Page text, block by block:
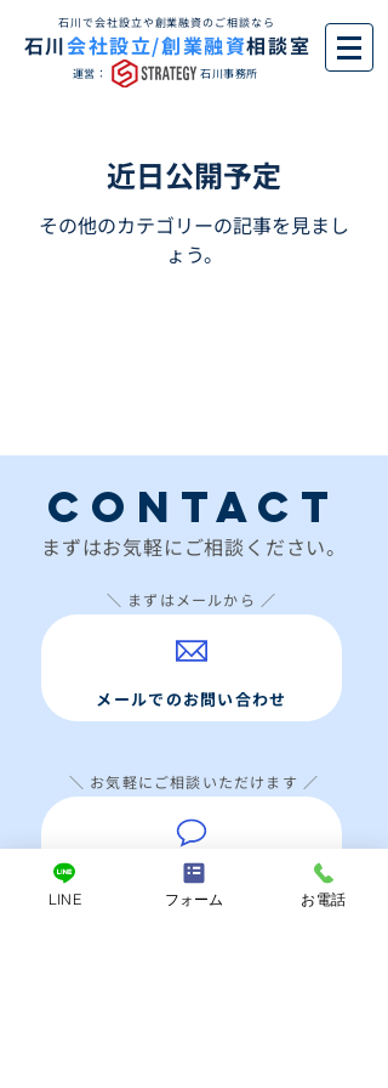
石川で会社設立や創業融資のご相談なら
石川会社設立/創業融資相談室
運営： 石川事務所
近日公開予定
その他のカテゴリーの記事を見まし
ょう。
CONTACT
​まずはお気軽にご相談ください。
＼ まずはメールから ／
メールでのお問い合わせ
＼ お気軽にご相談いただけます ／
LINEでのお問い合わせ
LINE フォーム お電話